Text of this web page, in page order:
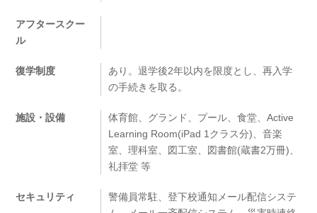
アフタースクー
ル
復学制度
あり。退学後2年以内を限度とし、再入学
の手続きを取る。
施設・設備
体育館、グランド、プール、食堂、Active
Learning Room(iPad 1クラス分)、音楽
室、理科室、図工室、図書館(蔵書2万冊)、
礼拝堂 等
セキュリティ
警備員常駐、登下校通知メール配信システ